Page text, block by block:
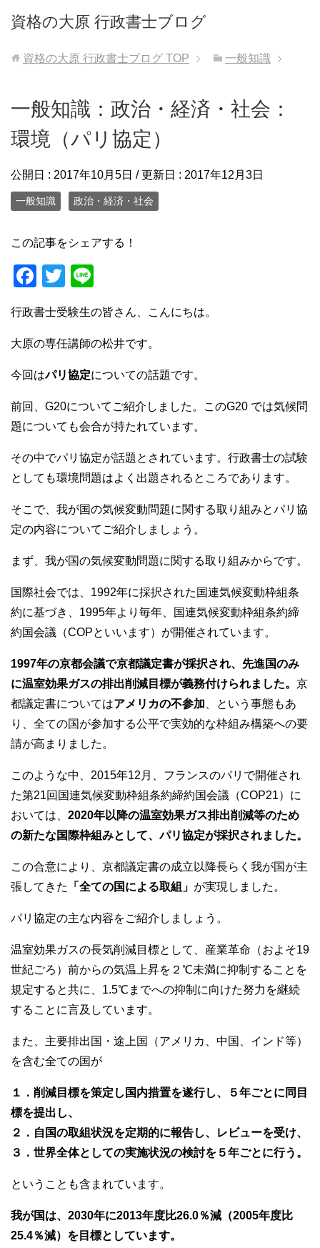
資格の大原 行政書士ブログ
資格の大原 行政書士ブログ TOP 一般知識
一般知識：政治・経済・社会：
環境（パリ協定）
公開日 : 2017年10月5日 / 更新日 : 2017年12月3日
一般知識 政治・経済・社会
この記事をシェアする！
F
a
c
e
b
o
k
T
wi
tt
er
e
行政書士受験生の皆さん、こんにちは。
大原の専任講師の松井です。
今回はパリ協定についての話題です。
前回、G20についてご紹介しました。このG20 では気候問
題についても会合が持たれています。
その中でパリ協定が話題とされています。行政書士の試験
としても環境問題はよく出題されるところであります。
そこで、我が国の気候変動問題に関する取り組みとパリ協
定の内容についてご紹介しましょう。
まず、我が国の気候変動問題に関する取り組みからです。
国際社会では、1992年に採択された国連気候変動枠組条
約に基づき、1995年より毎年、国連気候変動枠組条約締
約国会議（COPといいます）が開催されています。
1997年の京都会議で京都議定書が採択され、先進国のみ
に温室効果ガスの排出削減目標が義務付けられました。 京
都議定書についてはアメリカの不参加 、という事態もあ
り、全ての国が参加する公平で実効的な枠組み構築への要
請が高まりました。
このような中、2015年12月、フランスのパリで開催され
た第21回国連気候変動枠組条約締約国会議（COP21）に
おいては、 2020年以降の温室効果ガス排出削減等のため
の新たな国際枠組みとして、パリ協定が採択されました。
この合意により、京都議定書の成立以降長らく我が国が主
張してきた
「全ての国による取組」 が実現しました。
パリ協定の主な内容をご紹介しましょう。
温室効果ガスの長気削減目標として、産業革命（およそ19
世紀ごろ）前からの気温上昇を２℃未満に抑制することを
規定すると共に、1.5℃までへの抑制に向けた努力を継続
することに言及しています。
また、主要排出国・途上国（アメリカ、中国、インド等）
を含む全ての国が
１．削減目標を策定し国内措置を遂行し、５年ごとに同目
標を提出し、
２．自国の取組状況を定期的に報告し、レビューを受け、
３．世界全体としての実施状況の検討を５年ごとに行う。
ということも含まれています。
我が国は、2030年に2013年度比26.0％減（2005年度比
25.4％減）を目標としています。